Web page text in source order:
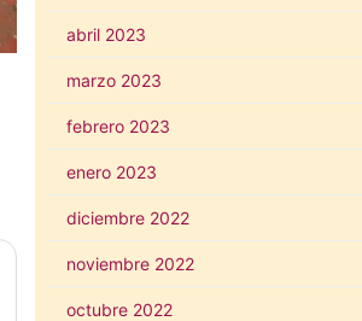
abril 2023
marzo 2023
febrero 2023
enero 2023
diciembre 2022
noviembre 2022
octubre 2022